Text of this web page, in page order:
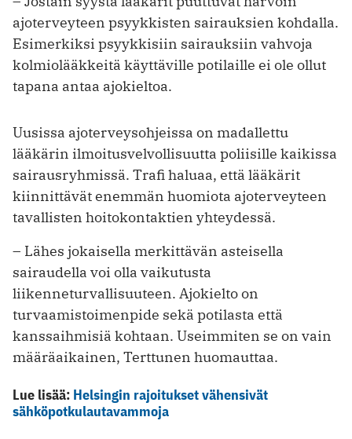
ajoterveyteen psyykkisten sairauksien kohdalla.
Esimerkiksi psyykkisiin sairauksiin vahvoja
kolmiolääkkeitä käyttäville potilaille ei ole ollut
tapana antaa ajokieltoa.
Uusissa ajoterveysohjeissa on madallettu
lääkärin ilmoitusvelvollisuutta poliisille kaikissa
sairausryhmissä. Trafi haluaa, että lääkärit
kiinnittävät enemmän huomiota ajoterveyteen
tavallisten hoitokontaktien yhteydessä.
– Lähes jokaisella merkittävän asteisella
sairaudella voi olla vaikutusta
liikenneturvallisuuteen. Ajokielto on
turvaamistoimenpide sekä potilasta että
kanssaihmisiä kohtaan. Useimmiten se on vain
määräaikainen, Terttunen huomauttaa.
Lue lisää: Helsingin rajoitukset vähensivät
sähköpotkulautavammoja